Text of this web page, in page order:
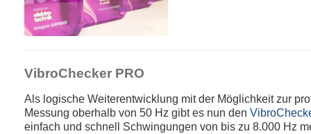
VibroChecker PRO
Als logische Weiterentwicklung mit der Möglichkeit zur
Messung oberhalb von 50 Hz gibt es nun den
einfach und schnell Schwingungen von bis zu 8.000 Hz